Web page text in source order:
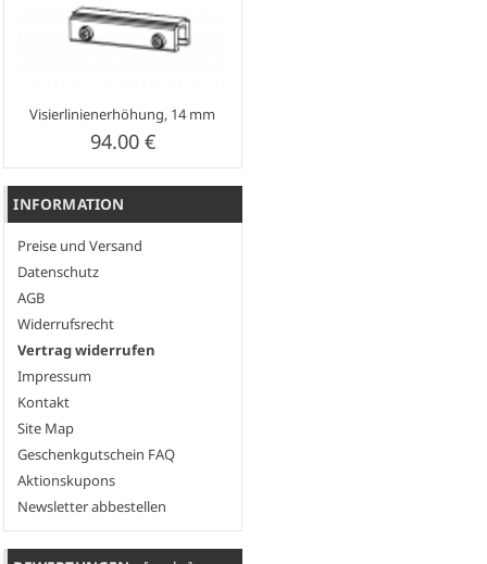
Visierlinienerhöhung, 14 mm
94.00 €
INFORMATION
Preise und Versand
Datenschutz
AGB
Widerrufsrecht
Vertrag widerrufen
Impressum
Kontakt
Site Map
Geschenkgutschein FAQ
Aktionskupons
Newsletter abbestellen